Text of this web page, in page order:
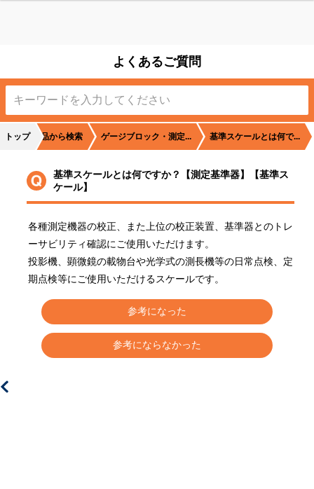
よくあるご質問
トップ 商品から検索 ゲージブロック・測定... 基準スケールとは何で...
基準スケールとは何ですか？【測定基準器】【基準ス
ケール】
各種測定機器の校正、また上位の校正装置、基準器とのトレ
ーサビリティ確認にご使用いただけます。
投影機、顕微鏡の載物台や光学式の測長機等の日常点検、定
期点検等にご使用いただけるスケールです。
参考になった
参考にならなかった